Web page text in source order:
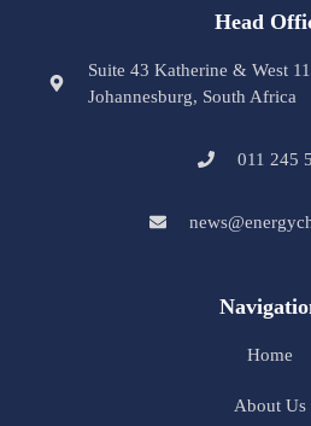
Head
Suite 43 Katherine & West
Johannesburg, South Africa
011 245
Home
About Us